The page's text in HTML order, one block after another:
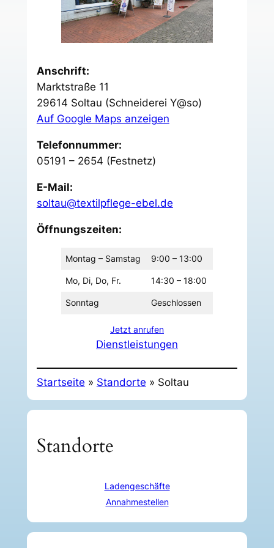
Anschrift:
Marktstraße 11
29614 Soltau (Schneiderei Y@so)
Auf Google Maps anzeigen
Telefonnummer:
05191 – 2654 (Festnetz)
E-Mail:
soltau@textilpflege-ebel.de
Öffnungszeiten:
Montag – Samstag 9:00 – 13:00
Mo, Di, Do, Fr. 14:30 – 18:00
Sonntag Geschlossen
Jetzt anrufen
Dienstleistungen
Startseite » Standorte » Soltau
Standorte
Ladengeschäfte
Annahmestellen